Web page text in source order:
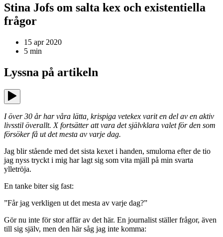
Stina Jofs om salta kex och existentiella
frågor
15 apr 2020
5 min
Lyssna på artikeln
I över 30 år har våra lätta, krispiga vetekex varit en del av en aktiv
livsstil överallt. X fortsätter att vara det självklara valet för den som
försöker få ut det mesta av varje dag.
Jag blir stående med det sista kexet i handen, smulorna efter de tio
jag nyss tryckt i mig har lagt sig som vita mjäll på min svarta
ylletröja.
En tanke biter sig fast:
”Får jag verkligen ut det mesta av varje dag?”
Gör nu inte för stor affär av det här. En journalist ställer frågor, även
till sig själv, men den här såg jag inte komma: